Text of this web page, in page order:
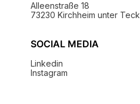
Alleenstraße 18
73230 Kirchheim unter Teck
SOCIAL MEDIA
Linkedin
Instagram